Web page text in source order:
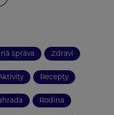
správa Zdraví
Recepty
Rodina